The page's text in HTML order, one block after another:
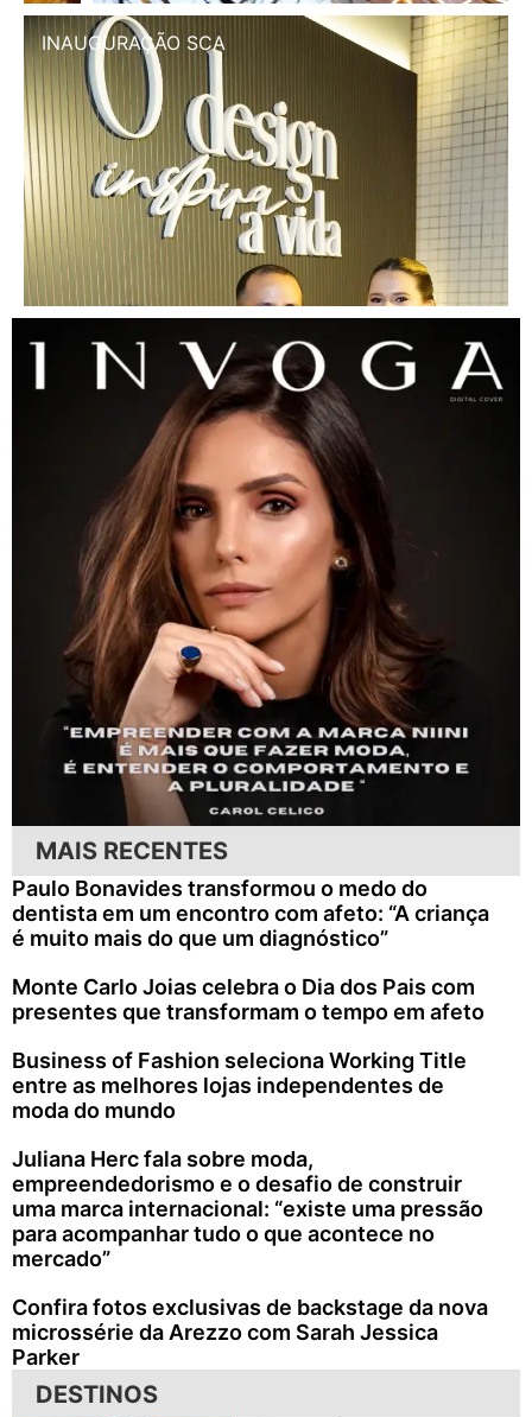
INAUGURAÇÃO SCA
MAIS RECENTES
Paulo Bonavides transformou o medo do
dentista em um encontro com afeto: “A criança
é muito mais do que um diagnóstico”
Monte Carlo Joias celebra o Dia dos Pais com
presentes que transformam o tempo em afeto
Business of Fashion seleciona Working Title
entre as melhores lojas independentes de
moda do mundo
Juliana Herc fala sobre moda,
empreendedorismo e o desafio de construir
uma marca internacional: “existe uma pressão
para acompanhar tudo o que acontece no
mercado”
Confira fotos exclusivas de backstage da nova
microssérie da Arezzo com Sarah Jessica
Parker
DESTINOS